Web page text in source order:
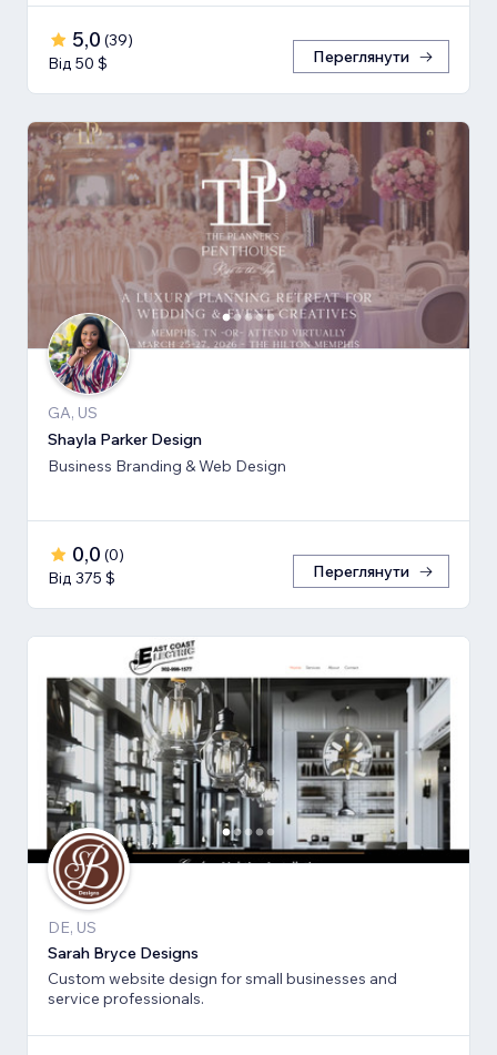
5,0 (39)
Від 50 $
Переглянути
GA, US
Shayla Parker Design
Business Branding & Web Design
0,0 (0)
Від 375 $
Переглянути
DE, US
Sarah Bryce Designs
Custom website design for small businesses and
service professionals.